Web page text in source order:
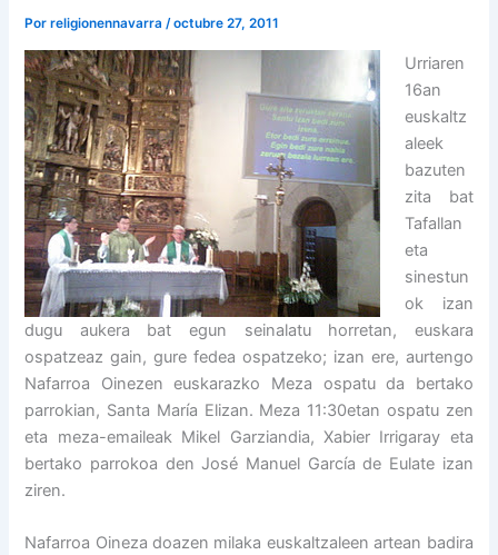
Porreligionennavarra/octubre 27, 2011
Urriaren
16an
euskaltz
aleek
bazuten
zita bat
Tafallan
eta
sinestun
ok izan
dugu aukera bat egun seinalatu horretan, euskara
ospatzeaz gain, gure fedea ospatzeko; izan ere, aurtengo
Nafarroa Oinezen euskarazko Meza ospatu da bertako
parrokian, Santa María Elizan. Meza 11:30etan ospatu zen
eta meza-emaileak Mikel Garziandia, Xabier Irrigaray eta
bertako parrokoa den José Manuel García de Eulate izan
ziren.
Nafarroa Oineza doazen milaka euskaltzaleen artean badira